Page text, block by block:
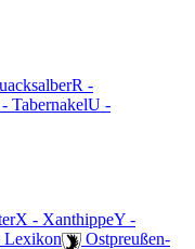
R -
TabernakelU -
X - XanthippeY -
Lexikon
️ Ostpreußen-